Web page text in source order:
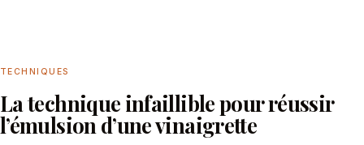
TECHNIQUES
La technique infaillible pour réussir
l’émulsion d’une vinaigrette